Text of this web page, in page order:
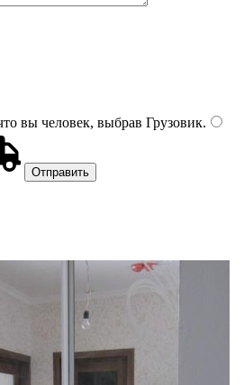
вы человек, выбрав Грузовик.